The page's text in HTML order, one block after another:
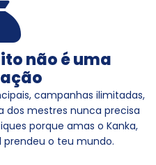
não é uma
campanhas ilimitadas,
dos mestres nunca precisa
porque amas o Kanka,
o teu mundo.